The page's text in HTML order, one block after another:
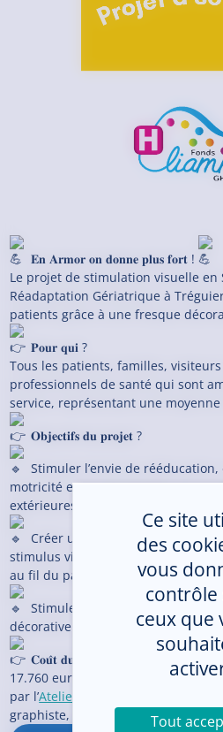
𝐄𝐧 𝐀𝐫𝐦𝐨𝐫 𝐨𝐧 𝐝𝐨𝐧𝐧𝐞 𝐩𝐥𝐮𝐬 𝐟𝐨𝐫𝐭 !
Le projet de stimulation visuelle en
Réadaptation Gériatrique à
patients grâce à une fresque
𝐏𝐨𝐮𝐫 𝐪𝐮𝐢 ?
Tous les patients, familles,
professionnels de santé qui sont
service, représentant une
𝐎𝐛𝐣𝐞𝐜𝐭𝐢𝐟𝐬 𝐝𝐮 𝐩𝐫𝐨𝐣𝐞𝐭 ?
Stimuler l’envie de
motricité et au mouvement, en se
extérieures
Créer une réminiscence auprès
stimulus visuels et corporels,
au fil du parcours dans le service
Stimuler visuellement les
décorative
𝐂𝐨𝐮̂𝐭 𝐝𝐮 𝐩𝐫𝐨𝐣𝐞𝐭 ?
17.760 euros comprenant la
par l’Atelier d’Art Mural Osmoze
,
graphiste, la fresque du service.
Ce site
des
vous
contrôle
ceux que
Tout